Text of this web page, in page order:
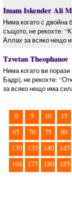
Imam Iskender Ali
Нима когато с двойна
същото, не рекохте:
Аллах за всяко нещо
Tzvetan Theophanov
Нима когато ви
Бадр], не рекохте:
за всяко нещо има
0 5 10 15
65
70 75 80
130
135 140 145
168
175 180 185